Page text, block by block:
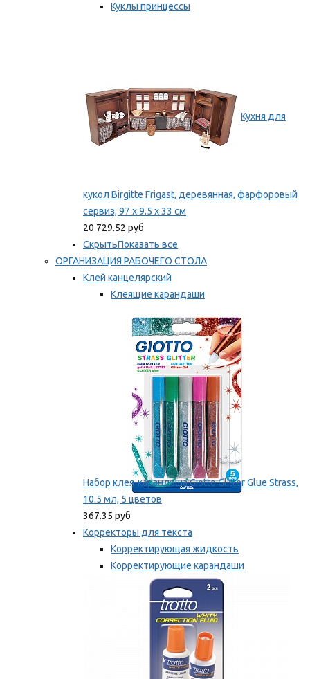
Куклы принцессы
Кухня для
кукол Birgitte Frigast, деревянная, фарфоровый
сервиз, 97 x 9.5 x 33 см
20 729.52 руб
СкрытьПоказать все
ОРГАНИЗАЦИЯ РАБОЧЕГО СТОЛА
Клей канцелярский
Клеящие карандаши
Мы рекомендуем
Набор клея-карандаша Giotto Glitter Glue Strass,
10.5 мл, 5 цветов
367.35 руб
Корректоры для текста
Корректирующая жидкость
Корректирующие карандаши
Корректирующие ленты
Мы рекомендуем